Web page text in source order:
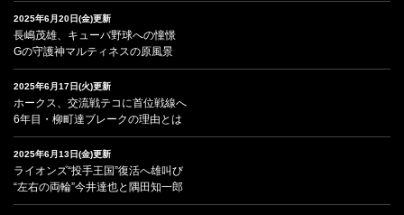
2025年6月20日(金)更新
長嶋茂雄、キューバ野球への憧憬
Gの守護神マルティネスの原風景
2025年6月17日(火)更新
ホークス、交流戦テコに首位戦線へ
6年目・柳町達ブレークの理由とは
2025年6月13日(金)更新
ライオンズ“投手王国”復活へ雄叫び
“左右の両輪”今井達也と隅田知一郎